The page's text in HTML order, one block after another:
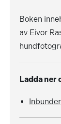
Boken
av Eivor
Ladda ner